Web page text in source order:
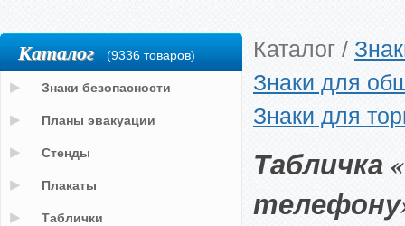
Каталог /
Знаки для
Знаки для
Табличка
Каталог (9336 товаров)
Знаки безопасности
Планы эвакуации
Стенды
Плакаты
Таблички